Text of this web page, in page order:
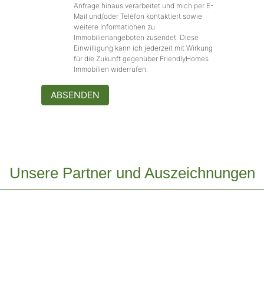
Anfrage hinaus verarbeitet und mich per E-
Mail und/oder Telefon kontaktiert sowie
weitere Informationen zu
Immobilienangeboten zusendet. Diese
Einwilligung kann ich jederzeit mit Wirkung
für die Zukunft gegenüber FriendlyHomes
Immobilien widerrufen.
ABSENDEN
Unsere Partner und Auszeichnungen